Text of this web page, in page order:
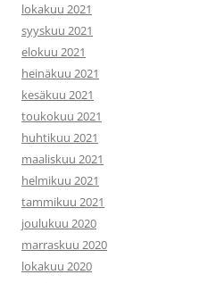
lokakuu 2021
syyskuu 2021
elokuu 2021
heinäkuu 2021
kesäkuu 2021
toukokuu 2021
huhtikuu 2021
maaliskuu 2021
helmikuu 2021
tammikuu 2021
joulukuu 2020
marraskuu 2020
lokakuu 2020